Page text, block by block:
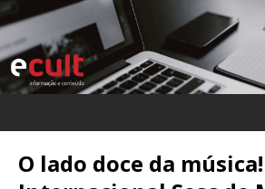
O lado doce da